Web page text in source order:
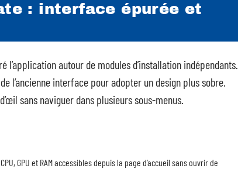
: interface épurée et
autour de modules d’installation indépendants.
l’ancienne interface pour adopter un design plus sobre.
sans naviguer dans plusieurs sous-menus.
GPU et RAM accessibles depuis la page d’accueil sans ouvrir de